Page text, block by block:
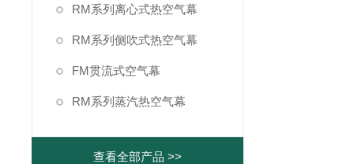
RM系列离心式热空气幕
RM系列侧吹式热空气幕
FM贯流式空气幕
RM系列蒸汽热空气幕
查看全部产品 >>